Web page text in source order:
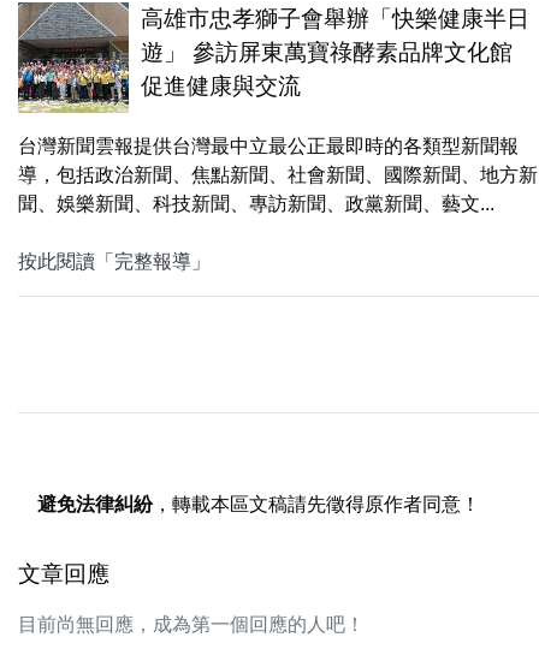
高雄市忠孝獅子會舉辦「快樂健康半日
遊」 參訪屏東萬寶祿酵素品牌文化館
促進健康與交流
台灣新聞雲報提供台灣最中立最公正最即時的各類型新聞報
導，包括政治新聞、焦點新聞、社會新聞、國際新聞、地方新
聞、娛樂新聞、科技新聞、專訪新聞、政黨新聞、藝文...
按此閱讀「完整報導」
避免法律糾紛，轉載本區文稿請先徵得原作者同意！
文章回應
目前尚無回應，成為第一個回應的人吧！